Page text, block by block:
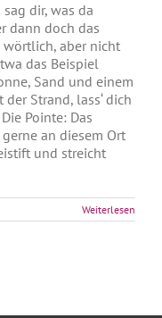
dir, was da
dann doch das
wörtlich, aber nicht
das Beispiel
Sand und einem
Strand, lass‘ dich
Pointe: Das
an diesem Ort
und streicht
Weiterlesen